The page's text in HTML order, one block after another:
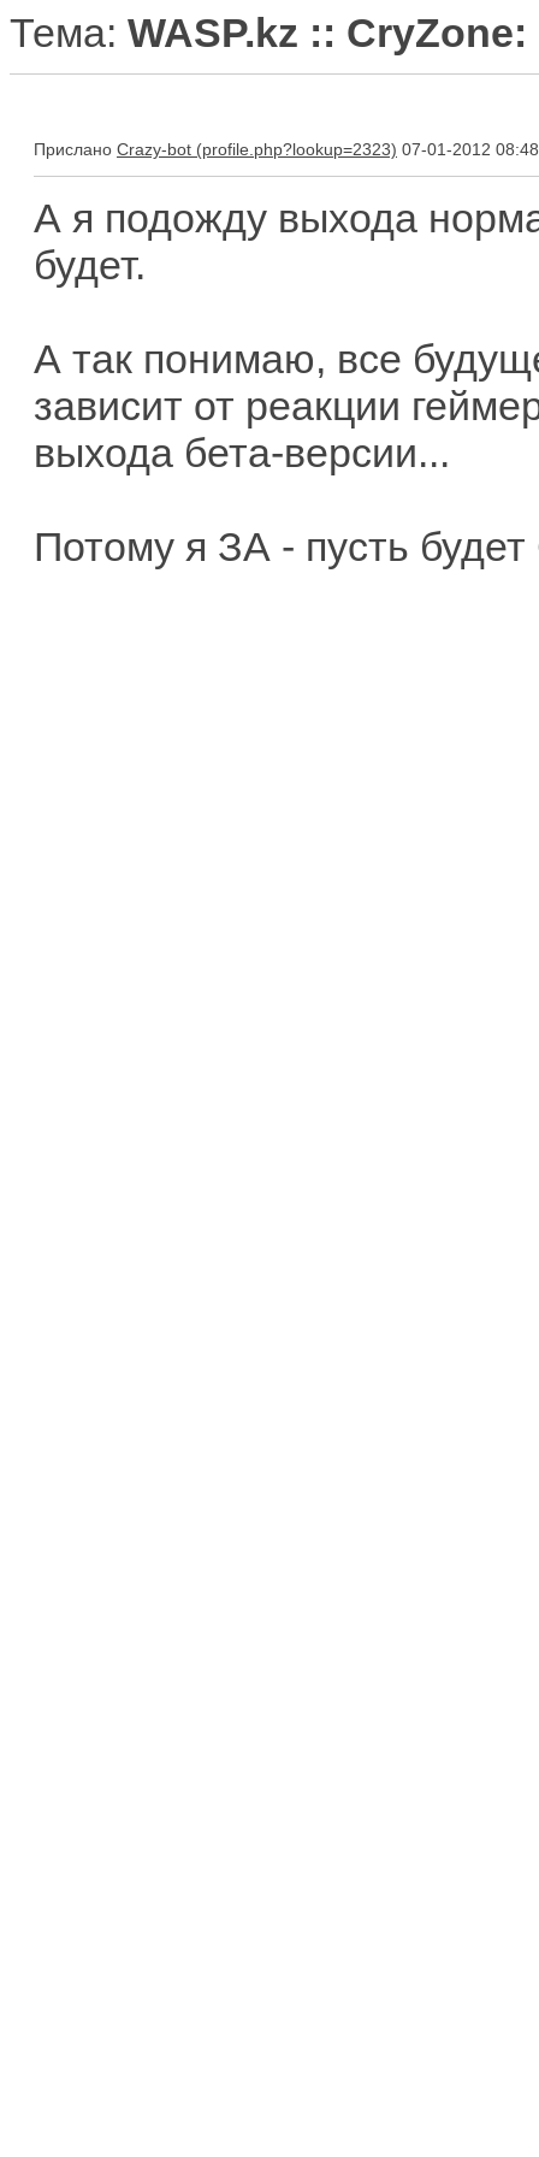
Тема: WASP.kz ::
Прислано Crazy-bot 07-01-2012 08:48
А я подожду выхода
будет.
А так понимаю, все
зависит от реакции
выхода бета-версии...
Потому я ЗА - пусть